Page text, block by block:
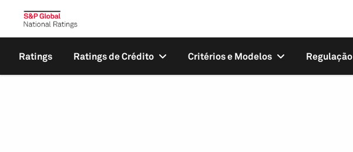
Ratings Ratings de Crédito Critérios e Modelos Regulação